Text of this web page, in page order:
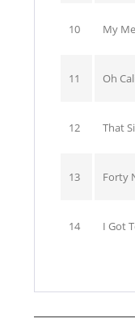
10 My
11 Oh
12 That
13 Forty
14 I Got